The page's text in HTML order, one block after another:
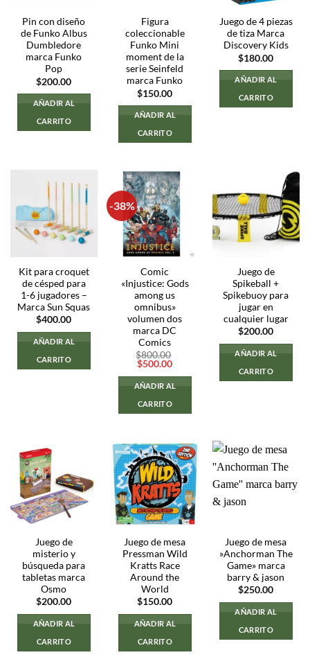
Pin con diseño
de Funko Albus
Dumbledore
marca Funko
Pop
$200.00
AÑADIR AL
CARRITO
Figura
coleccionable
Funko Mini
moment de la
serie Seinfeld
marca Funko
$150.00
AÑADIR AL
CARRITO
Juego de 4 piezas
de tiza Marca
Discovery Kids
$180.00
AÑADIR AL
CARRITO
Kit para croquet
de césped para
1-6 jugadores –
Marca Sun Squas
$400.00
AÑADIR AL
CARRITO
-38%
Comic
«Injustice: Gods
among us
omnibus»
volumen dos
marca DC
Comics
$800.00
El
original
era:
$800.00.
$500.00El
actual
es:
AÑADIR AL
CARRITO
Juego de
Spikeball +
Spikebuoy para
jugar en
cualquier lugar
$200.00
AÑADIR AL
CARRITO
Juego de
misterio y
búsqueda para
tabletas marca
Osmo
$200.00
AÑADIR AL
CARRITO
Juego de mesa
Pressman Wild
Kratts Race
Around the
World
$150.00
AÑADIR AL
CARRITO
Juego de mesa
»Anchorman The
Game» marca
barry & jason
$250.00
AÑADIR AL
CARRITO